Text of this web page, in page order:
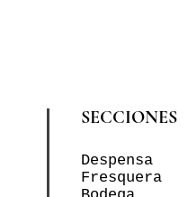
SECCIONES
Despensa
Fresquera